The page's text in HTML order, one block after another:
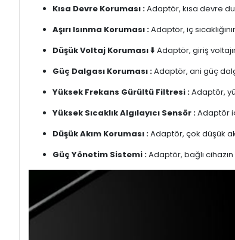
Kısa Devre Koruması :Adaptör, kısa devre
Aşırı Isınma Koruması :Adaptör, iç
Düşük Voltaj Koruması ⬇️Adaptör, giriş
Güç Dalgası Koruması :Adaptör, ani güç
Yüksek Frekans Gürültü Filtresi :Adaptör,
Yüksek Sıcaklık Algılayıcı Sensör :Adaptör
Düşük Akım Koruması :Adaptör, çok düşük
Güç Yönetim Sistemi :Adaptör, bağlı